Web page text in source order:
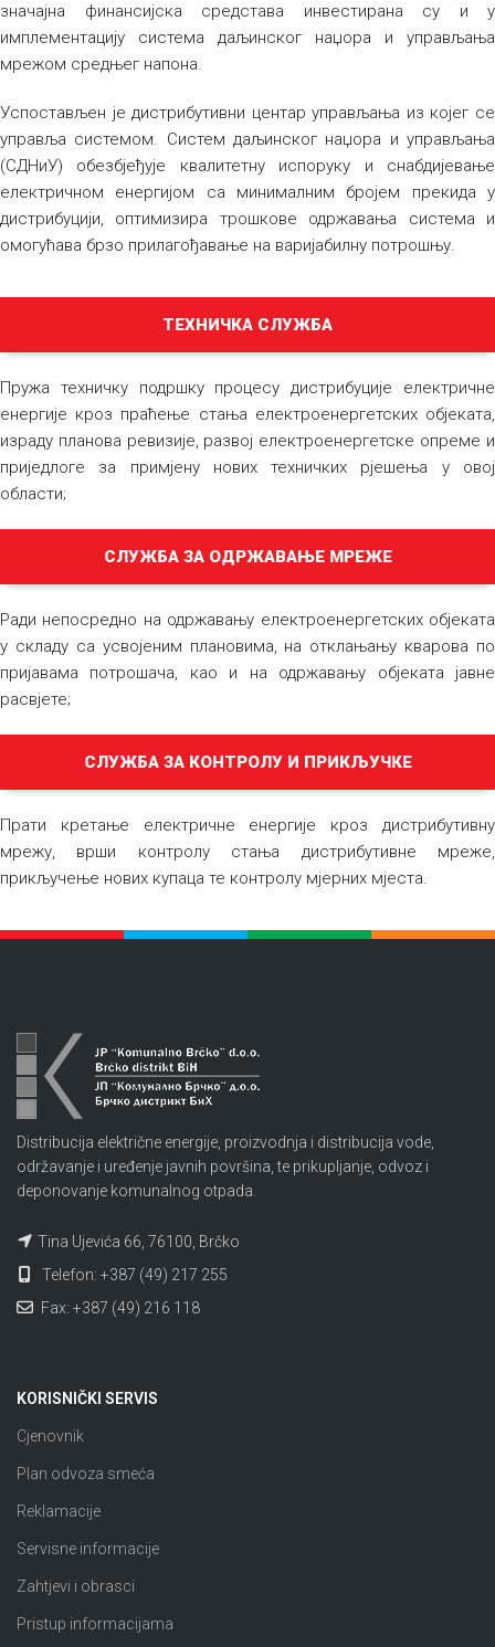
значајна финансијска средстава инвестирана су и у
имплементацију система даљинског наџора и управљања
мрежом средњег напона.
Успостављен је дистрибутивни центар управљања из којег се
управља системом. Систем даљинског наџора и управљања
(СДНиУ) обезбјеђује квалитетну испоруку и снабдијевање
електричном енергијом са минималним бројем прекида у
дистрибуцији, оптимизира трошкове одржавања система и
омогућава брзо прилагођавање на варијабилну потрошњу.
ТЕХНИЧКА СЛУЖБА
Пружа техничку подршку процесу дистрибуције електричне
енергије кроз праћење стања електроенергетских објеката,
израду планова ревизије, развој електроенергетске опреме и
приједлоге за примјену нових техничких рјешења у овој
области;
СЛУЖБА ЗА ОДРЖАВАЊЕ МРЕЖЕ
Ради непосредно на одржавању електроенергетских објеката
у складу са усвојеним плановима, на отклањању кварова по
пријавама потрошача, као и на одржавању објеката јавне
расвјете;
СЛУЖБА ЗА КОНТРОЛУ И ПРИКЉУЧКЕ
Прати кретање електричне енергије кроз дистрибутивну
мрежу, врши контролу стања дистрибутивне мреже,
прикључење нових купаца те контролу мјерних мјеста.
Distribucija električne energije, proizvodnja i distribucija vode,
održavanje i uređenje javnih površina, te prikupljanje, odvoz i
deponovanje komunalnog otpada.
Tina Ujevića 66, 76100, Brčko
Telefon: +387 (49) 217 255
Fax: +387 (49) 216 118
KORISNIČKI SERVIS
Cjenovnik
Plan odvoza smeća
Reklamacije
Servisne informacije
Zahtjevi i obrasci
Pristup informacijama